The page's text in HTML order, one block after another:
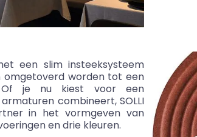
een slim insteeksysteem
worden tot een
Of je nu kiest voor een
combineert, SOLLI
in het vormgeven van
en drie kleuren.